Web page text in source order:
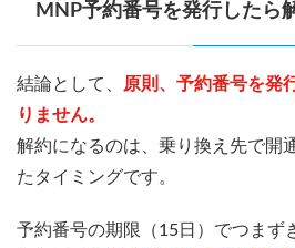
MNP予約番号を発行したら
結論として、
原則、予約番号を発
りません。
解約になるのは、乗り換え先で開
たタイミングです。
予約番号の期限（15日）でつまず